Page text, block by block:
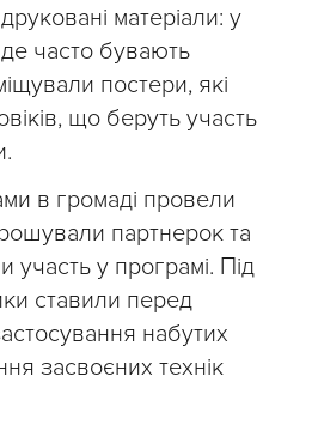
матеріали: у
часто бувають
постери, які
що беруть участь
в громаді провели
партнерок та
участь у програмі. Під
ставили перед
набутих
засвоєних технік